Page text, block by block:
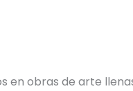
en obras de arte